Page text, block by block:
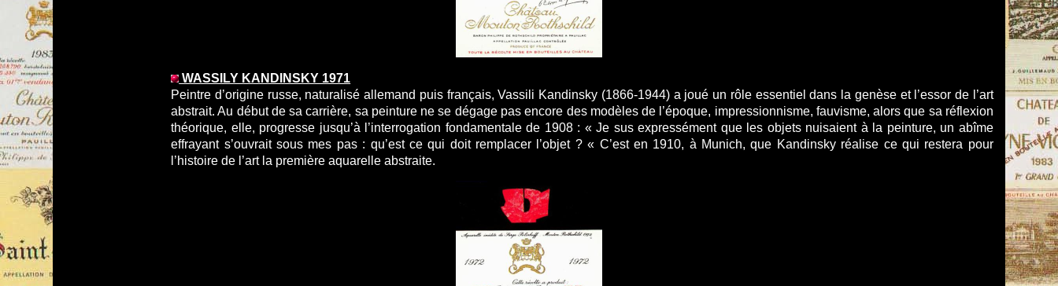
WASSILY KANDINSKY 1971
Peintre d’origine russe, naturalisé allemand puis français, Vassili Kandinsky (1866-1944) a joué un rôle essentiel dans la genèse et l’essor de l’art
abstrait. Au début de sa carrière, sa peinture ne se dégage pas encore des modèles de l’époque, impressionnisme, fauvisme, alors que sa réflexion
théorique, elle, progresse jusqu’à l’interrogation fondamentale de 1908 : « Je sus expressément que les objets nuisaient à la peinture, un abîme
effrayant s’ouvrait sous mes pas : qu’est ce qui doit remplacer l’objet ? « C’est en 1910, à Munich, que Kandinsky réalise ce qui restera pour
l’histoire de l’art la première aquarelle abstraite.